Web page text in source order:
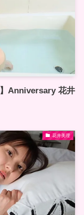
Anniversary 花井
花井美理